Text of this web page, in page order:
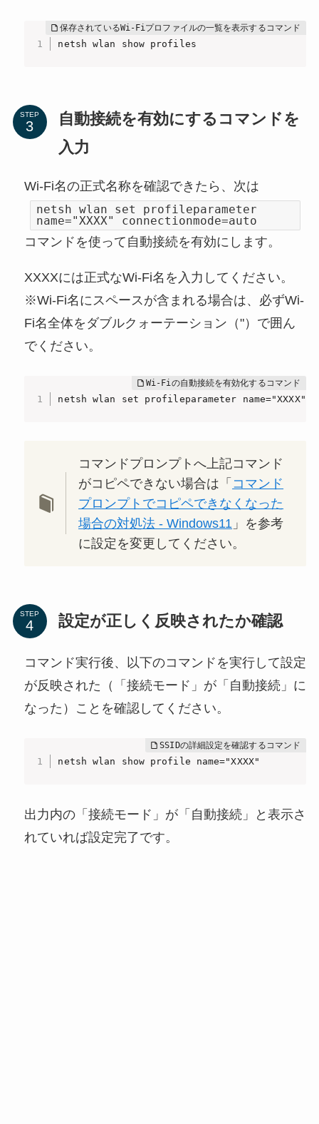
netsh wlan show profiles
STEP
自動接続を有効にするコマンドを
入力
Wi-Fi名の正式名称を確認できたら、次は
netsh wlan set profileparameter
name="XXXX" connectionmode=auto
コマンドを使って自動接続を有効にします。
XXXXには正式なWi-Fi名を入力してください。
※Wi-Fi名にスペースが含まれる場合は、必ずWi-
Fi名全体をダブルクォーテーション（"）で囲ん
でください。
netsh wlan set profileparameter name="XXXX"
コマンドプロンプトへ上記コマンド
がコピペできない場合は「 コマンド
プロンプトでコピペできなくなった
場合の対処法 - Windows11 」を参考
に設定を変更してください。
STEP 設定が正しく反映されたか確認
コマンド実行後、以下のコマンドを実行して設定
が反映された（「接続モード」が「自動接続」に
なった）ことを確認してください。
netsh wlan show profile name="XXXX"
出力内の「接続モード」が「自動接続」と表示さ
れていれば設定完了です。